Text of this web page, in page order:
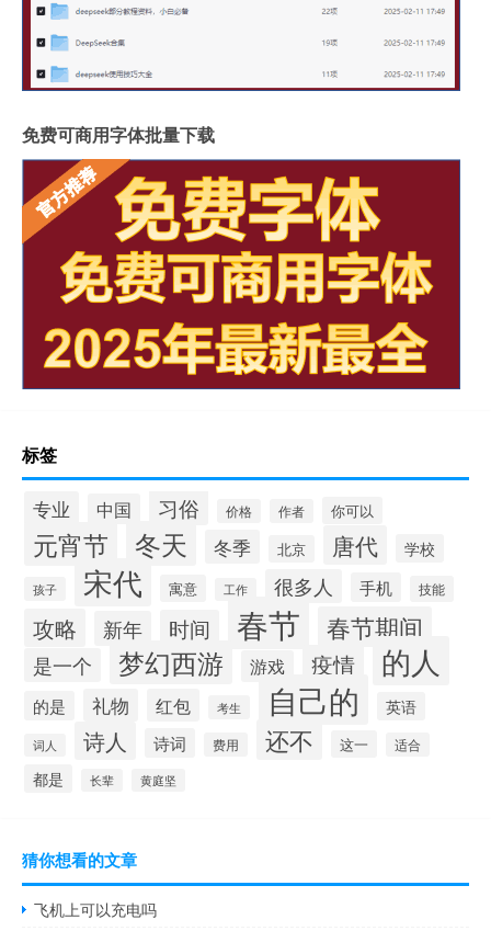
免费可商用字体批量下载
标签
专业 中国 习俗 价格 作者 你可以
元宵节 冬天 冬季 北京 唐代 学校
孩子 宋代 寓意 工作 很多人 手机 技能
攻略 新年 时间 春节 春节期间
是一个 梦幻西游 游戏 疫情 的人
的是 礼物 红包 考生 自己的 英语
词人 诗人 诗词 费用 还不 这一 适合
都是 长辈 黄庭坚
猜你想看的文章
飞机上可以充电吗